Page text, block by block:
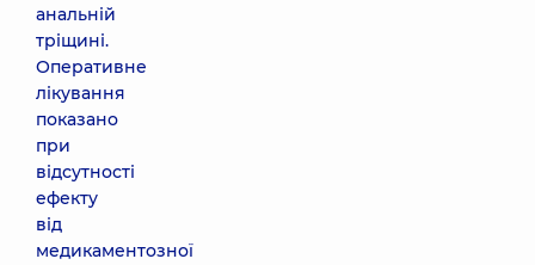
анальній
тріщині.
Оперативне
лікування
показано
при
відсутності
ефекту
від
медикаментозної